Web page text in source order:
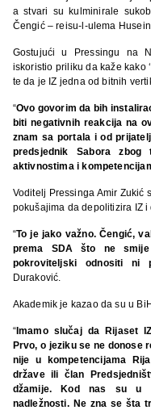
a stvari su kulminirale
Čengić – reisu-l-ulema Husein
Gostujući u Pressingu na
iskoristio priliku da kaže kako
te da je IZ jedna od bitnih
“Ovo govorim da bih
biti negativnih reakcija na
znam sa portala i od
predsjednik Sabora
aktivnostima i
Voditelj Pressinga Amir Zukić
pokušajima da depolitizira IZ i
“To je jako važno. Čengić,
prema SDA što ne
pokroviteljski odnositi ni
Duraković.
Akademik je kazao da su u
“Imamo slučaj da Rijaset
Prvo, o jeziku se ne donose
nije u kompetencijama
države ili član
džamije. Kod nas su u
nadležnosti. Ne zna se šta